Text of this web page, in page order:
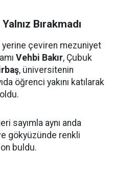
Bırakmadı
yerine çeviren mezuniyet
Vehbi Bakır, Çubuk
, üniversitenin
öğrenci yakını katılarak
sayımla aynı anda
gökyüzünde renkli
buldu.